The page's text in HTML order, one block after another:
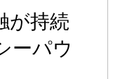
が持続
ーパウ